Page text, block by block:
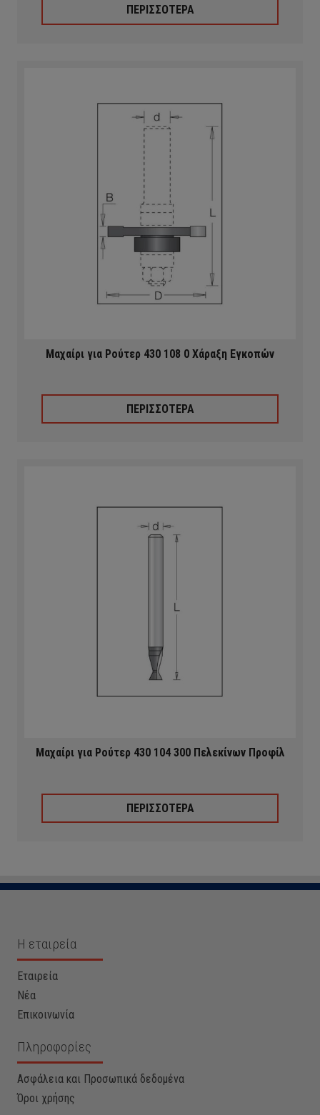
ΠΕΡΙΣΣΟΤΕΡΑ
Μαχαίρι για Ρούτερ 430 108 0 Χάραξη Eγκοπών
ΠΕΡΙΣΣΟΤΕΡΑ
Μαχαίρι για Ρούτερ 430 104 300 Πελεκίνων Προφίλ
ΠΕΡΙΣΣΟΤΕΡΑ
Η εταιρεία
Εταιρεία
Νέα
Επικοινωνία
Πληροφορίες
Ασφάλεια και Προσωπικά δεδομένα
Όροι χρήσης